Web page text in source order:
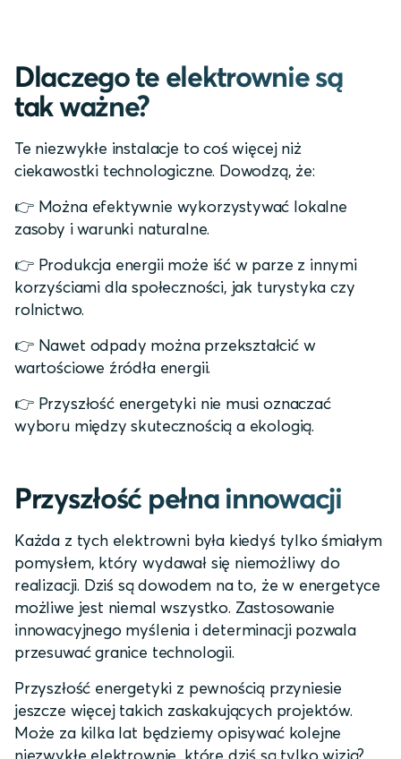
Dlaczego te elektrownie są
tak ważne?
Te niezwykłe instalacje to coś więcej niż
ciekawostki technologiczne. Dowodzą, że:
👉 Można efektywnie wykorzystywać lokalne
zasoby i warunki naturalne.
👉 Produkcja energii może iść w parze z innymi
korzyściami dla społeczności, jak turystyka czy
rolnictwo.
👉 Nawet odpady można przekształcić w
wartościowe źródła energii.
👉 Przyszłość energetyki nie musi oznaczać
wyboru między skutecznością a ekologią.
Przyszłość pełna innowacji
Każda z tych elektrowni była kiedyś tylko śmiałym
pomysłem, który wydawał się niemożliwy do
realizacji. Dziś są dowodem na to, że w energetyce
możliwe jest niemal wszystko. Zastosowanie
innowacyjnego myślenia i determinacji pozwala
przesuwać granice technologii.
Przyszłość energetyki z pewnością przyniesie
jeszcze więcej takich zaskakujących projektów.
Może za kilka lat będziemy opisywać kolejne